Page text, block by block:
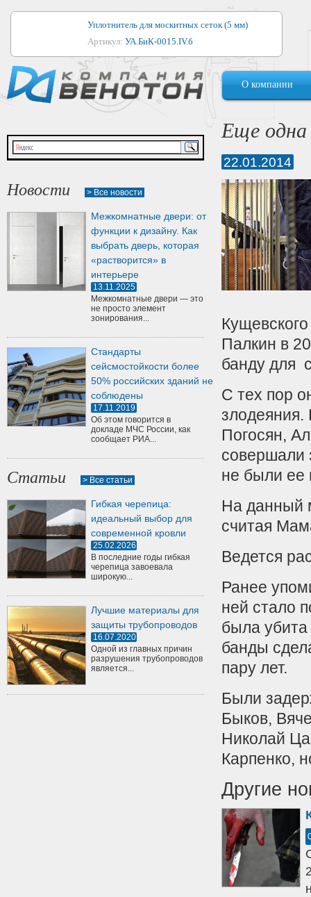
Уплотнитель для москитных сеток (5 мм)
Артикул: УА.БиК-0015.IV.б
Уплотнитель для алюминиевых окон
Артикул:1044
Уплотнитель для деревянных окон
Артикул:УМ.БиК-0062.IV.б
Уплотнитель лоджиевый для (4, 5, 6 мм)
Уплотнитель для деревянных дверей
Артикул:
О компании
Новости > Все новости
Межкомнатные двери: от
функции к дизайну. Как
выбрать дверь, которая
«растворится» в
интерьере
13.11.2025
Межкомнатные двери — это
не просто элемент
зонирования...
Стандарты
сейсмостойкости более
50% российских зданий не
соблюдены
17.11.2019
Об этом говорится в
докладе МЧС России, как
сообщает РИА...
Статьи > Все статьи
Гибкая черепица:
идеальный выбор для
современной кровли
25.02.2026
В последние годы гибкая
черепица завоевала
широкую...
Лучшие материалы для
защиты трубопроводов
16.07.2020
Одной из главных причин
разрушения трубопроводов
является...
Еще одна
22.01.2014
Палкин в
банду для
С тех пор
злодеяния.
Погосян,
совершали
не были ее
На данный
считая
Ведется
Ранее
ней стало
была убита
банды
пару лет.
Были
Быков,
Николай
Карпенко,
Другие